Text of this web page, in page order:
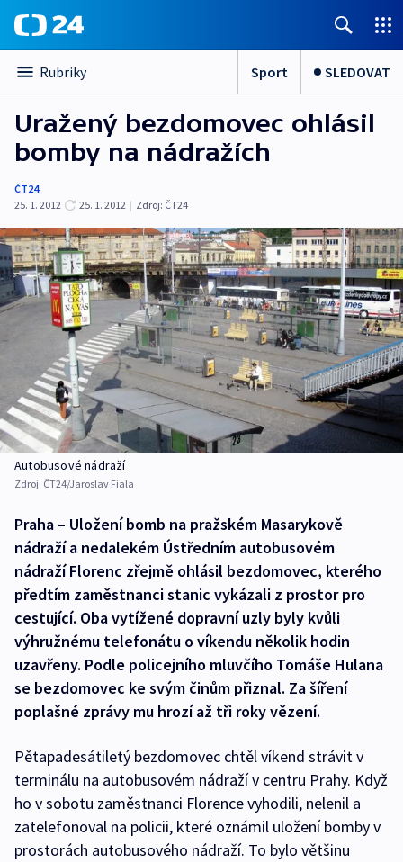
Rubriky Sport SLEDOVAT
Uražený bezdomovec ohlásil
bomby na nádražích
ČT24
25. 1. 2012
25. 1. 2012 | Zdroj: ČT24
Autobusové nádraží
Zdroj: ČT24/Jaroslav Fiala
Praha – Uložení bomb na pražském Masarykově
nádraží a nedalekém Ústředním autobusovém
nádraží Florenc zřejmě ohlásil bezdomovec, kterého
předtím zaměstnanci stanic vykázali z prostor pro
cestující. Oba vytížené dopravní uzly byly kvůli
výhružnému telefonátu o víkendu několik hodin
uzavřeny. Podle policejního mluvčího Tomáše Hulana
se bezdomovec ke svým činům přiznal. Za šíření
poplašné zprávy mu hrozí až tři roky vězení.
Pětapadesátiletý bezdomovec chtěl víkend strávit v
terminálu na autobusovém nádraží v centru Prahy. Když
ho v sobotu zaměstnanci Florence vyhodili, nelenil a
zatelefonoval na policii, které oznámil uložení bomby v
prostorách autobusového nádraží. To bylo většinu